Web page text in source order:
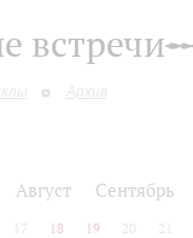
встречи
Архив
Август Сентябрь
17 18 19 20 21